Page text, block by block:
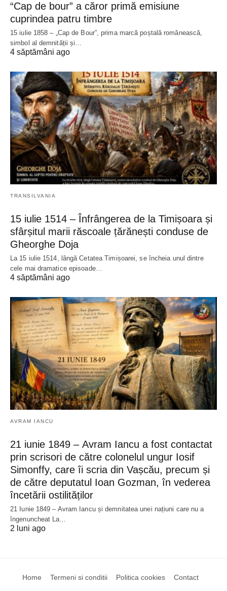
“Cap de bour” a căror primă emisiune
cuprindea patru timbre
15 iulie 1858 – „Cap de Bour”, prima marcă poștală românească,
simbol al demnității și…
4 săptămâni ago
TRANSILVANIA
15 iulie 1514 – Înfrângerea de la Timișoara și
sfârșitul marii răscoale țărănești conduse de
Gheorghe Doja
La 15 iulie 1514, lângă Cetatea Timișoarei, se încheia unul dintre
cele mai dramatice episoade…
4 săptămâni ago
AVRAM IANCU
21 iunie 1849 – Avram Iancu a fost contactat
prin scrisori de către colonelul ungur Iosif
Simonffy, care îi scria din Vașcău, precum și
de către deputatul Ioan Gozman, în vederea
încetării ostilităților
21 Iunie 1849 – Avram Iancu și demnitatea unei națiuni care nu a
îngenuncheat La…
2 luni ago
Home Termeni si conditii Politica cookies Contact